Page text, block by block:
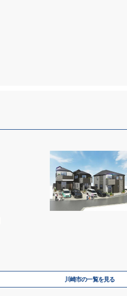
川崎市の一覧を見る